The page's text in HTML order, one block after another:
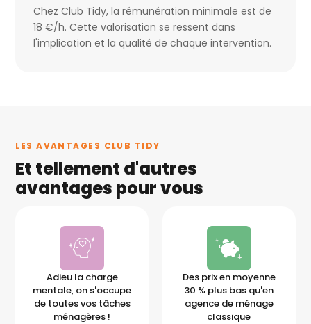
Chez Club Tidy, la rémunération minimale est de
18 €/h. Cette valorisation se ressent dans
l'implication et la qualité de chaque intervention.
LES AVANTAGES CLUB TIDY
Et tellement d'autres
avantages pour vous
Adieu la charge
mentale, on s'occupe
de toutes vos tâches
ménagères !
Des prix en moyenne
30 % plus bas qu'en
agence de ménage
classique